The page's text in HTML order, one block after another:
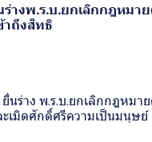
างพ.ร.บ.ยกเลิกกฎหมา
ถึงสิทธิ
นร่าง พ.ร.บ.ยกเลิกกฎหมา
เมิดศักดิ์ศรีความเป็นมนุษย์